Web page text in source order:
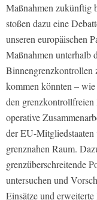
Maßnahmen zukünftig
stoßen dazu eine
unseren europäischen
Maßnahmen unterhalb
Binnengrenzkontrollen
kommen könnten –
den
operative
der EU-Mitgliedstaaten
grenznahen Raum.
grenzüberschreitende
untersuchen und
Einsätze und